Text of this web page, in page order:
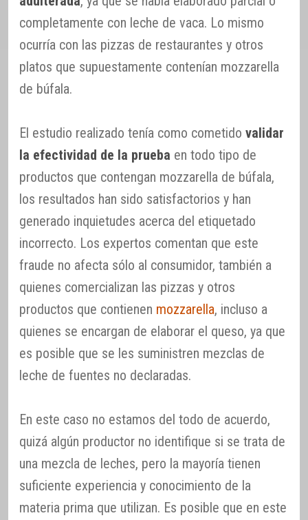
completamente con leche de vaca. Lo mismo
ocurría con las pizzas de restaurantes y otros
platos que supuestamente contenían mozzarella
de búfala.
El estudio realizado tenía como cometido validar
la efectividad de la prueba en todo tipo de
productos que contengan mozzarella de búfala,
los resultados han sido satisfactorios y han
generado inquietudes acerca del etiquetado
incorrecto. Los expertos comentan que este
fraude no afecta sólo al consumidor, también a
quienes comercializan las pizzas y otros
productos que contienen mozzarella, incluso a
quienes se encargan de elaborar el queso, ya que
es posible que se les suministren mezclas de
leche de fuentes no declaradas.
En este caso no estamos del todo de acuerdo,
quizá algún productor no identifique si se trata de
una mezcla de leches, pero la mayoría tienen
suficiente experiencia y conocimiento de la
materia prima que utilizan. Es posible que en este